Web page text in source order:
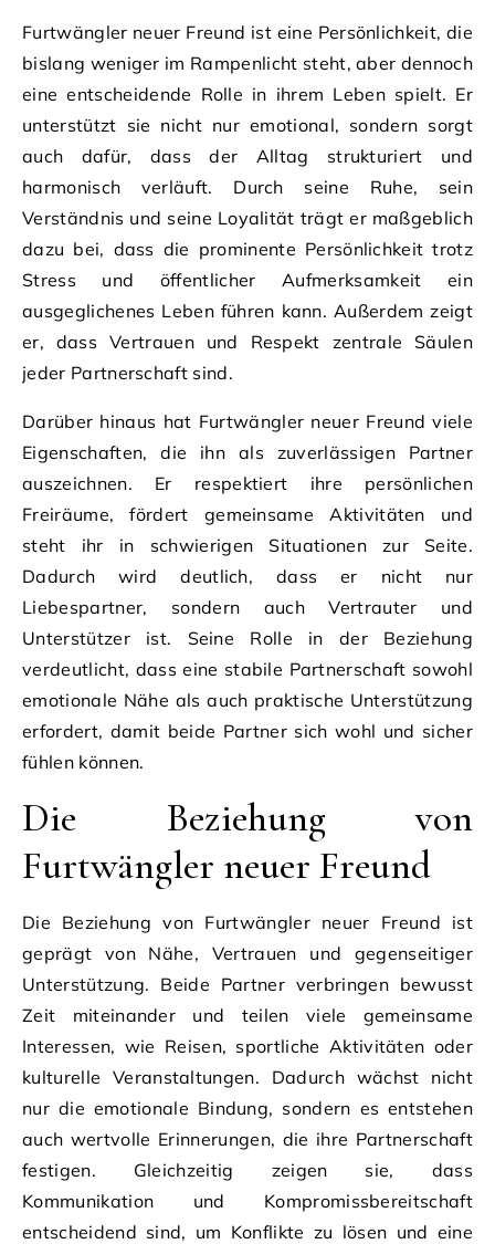
Furtwängler neuer Freund ist eine Persönlichkeit, die
bislang weniger im Rampenlicht steht, aber dennoch
eine entscheidende Rolle in ihrem Leben spielt. Er
unterstützt sie nicht nur emotional, sondern sorgt
auch dafür, dass der Alltag strukturiert und
harmonisch verläuft. Durch seine Ruhe, sein
Verständnis und seine Loyalität trägt er maßgeblich
dazu bei, dass die prominente Persönlichkeit trotz
Stress und öffentlicher Aufmerksamkeit ein
ausgeglichenes Leben führen kann. Außerdem zeigt
er, dass Vertrauen und Respekt zentrale Säulen
jeder Partnerschaft sind.
Darüber hinaus hat Furtwängler neuer Freund viele
Eigenschaften, die ihn als zuverlässigen Partner
auszeichnen. Er respektiert ihre persönlichen
Freiräume, fördert gemeinsame Aktivitäten und
steht ihr in schwierigen Situationen zur Seite.
Dadurch wird deutlich, dass er nicht nur
Liebespartner, sondern auch Vertrauter und
Unterstützer ist. Seine Rolle in der Beziehung
verdeutlicht, dass eine stabile Partnerschaft sowohl
emotionale Nähe als auch praktische Unterstützung
erfordert, damit beide Partner sich wohl und sicher
fühlen können.
Die Beziehung von
Furtwängler neuer Freund
Die Beziehung von Furtwängler neuer Freund ist
geprägt von Nähe, Vertrauen und gegenseitiger
Unterstützung. Beide Partner verbringen bewusst
Zeit miteinander und teilen viele gemeinsame
Interessen, wie Reisen, sportliche Aktivitäten oder
kulturelle Veranstaltungen. Dadurch wächst nicht
nur die emotionale Bindung, sondern es entstehen
auch wertvolle Erinnerungen, die ihre Partnerschaft
festigen. Gleichzeitig zeigen sie, dass
Kommunikation und Kompromissbereitschaft
entscheidend sind, um Konflikte zu lösen und eine